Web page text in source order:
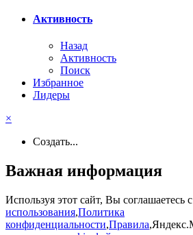
Активность
Назад
Активность
Поиск
Избранное
Лидеры
×
Создать...
Важная информация
Используя этот сайт, Вы соглашаетесь с
использования,Политика
конфиденциальности,Правила